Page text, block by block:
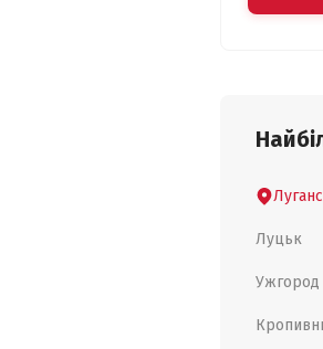
Луцьк
Ужгород